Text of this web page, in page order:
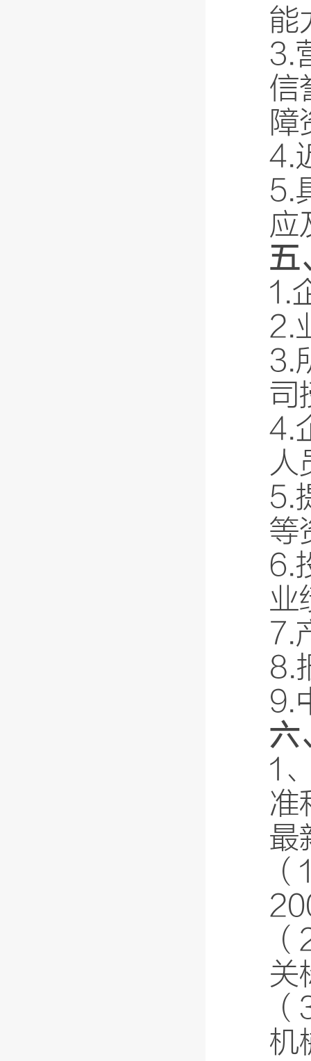
能
3.
信
障
4.
5.
应
五
1.
2.
3.
司
4.
人
5.
等
6.
业
7.
8.
9.
六
1
准
最
（
（
关
（
机